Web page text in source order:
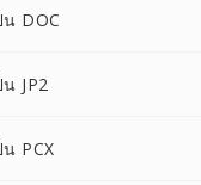
น DOC
JP2
PCX